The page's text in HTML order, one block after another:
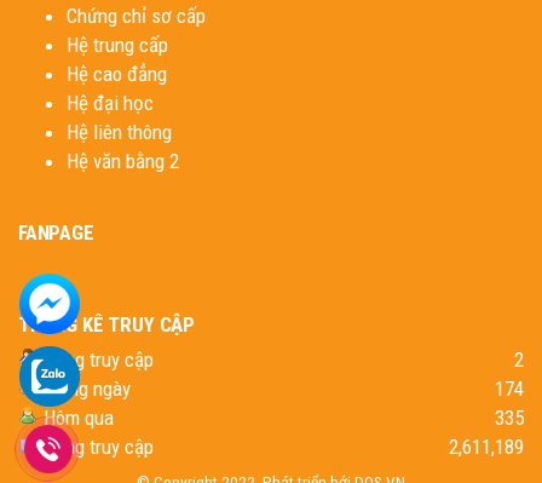
Chứng chỉ sơ cấp
Hệ trung cấp
Hệ cao đẳng
Hệ đại học
Hệ liên thông
Hệ văn bằng 2
FANPAGE
THỐNG KÊ TRUY CẬP
Đang truy cập
2
Trong ngày
174
Hôm qua
335
Tổng truy cập
2,611,189